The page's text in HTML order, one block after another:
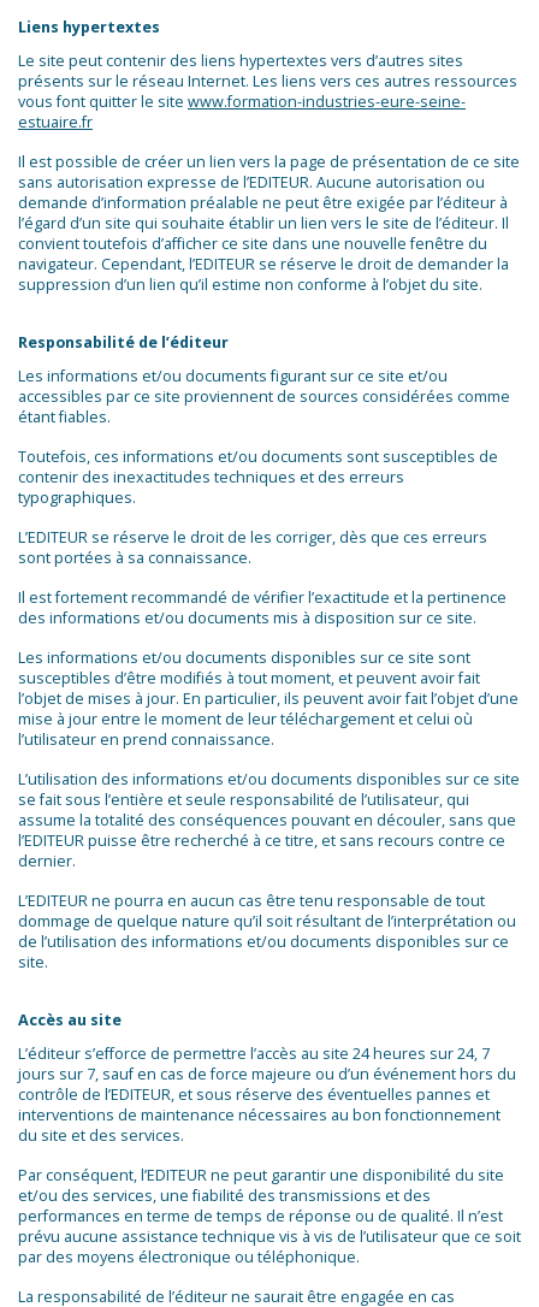
Liens hypertextes
Le site peut contenir des liens hypertextes vers d’autres sites
présents sur le réseau Internet. Les liens vers ces autres ressources
vous font quitter le site www.formation-industries-eure-seine-
estuaire.fr
Il est possible de créer un lien vers la page de présentation de ce site
sans autorisation expresse de l’EDITEUR. Aucune autorisation ou
demande d’information préalable ne peut être exigée par l’éditeur à
l’égard d’un site qui souhaite établir un lien vers le site de l’éditeur. Il
convient toutefois d’afficher ce site dans une nouvelle fenêtre du
navigateur. Cependant, l’EDITEUR se réserve le droit de demander la
suppression d’un lien qu’il estime non conforme à l’objet du site.
Responsabilité de l’éditeur
Les informations et/ou documents figurant sur ce site et/ou
accessibles par ce site proviennent de sources considérées comme
étant fiables.
Toutefois, ces informations et/ou documents sont susceptibles de
contenir des inexactitudes techniques et des erreurs
typographiques.
L’EDITEUR se réserve le droit de les corriger, dès que ces erreurs
sont portées à sa connaissance.
Il est fortement recommandé de vérifier l’exactitude et la pertinence
des informations et/ou documents mis à disposition sur ce site.
Les informations et/ou documents disponibles sur ce site sont
susceptibles d’être modifiés à tout moment, et peuvent avoir fait
l’objet de mises à jour. En particulier, ils peuvent avoir fait l’objet d’une
mise à jour entre le moment de leur téléchargement et celui où
l’utilisateur en prend connaissance.
L’utilisation des informations et/ou documents disponibles sur ce site
se fait sous l’entière et seule responsabilité de l’utilisateur, qui
assume la totalité des conséquences pouvant en découler, sans que
l’EDITEUR puisse être recherché à ce titre, et sans recours contre ce
dernier.
L’EDITEUR ne pourra en aucun cas être tenu responsable de tout
dommage de quelque nature qu’il soit résultant de l’interprétation ou
de l’utilisation des informations et/ou documents disponibles sur ce
site.
Accès au site
L’éditeur s’efforce de permettre l’accès au site 24 heures sur 24, 7
jours sur 7, sauf en cas de force majeure ou d’un événement hors du
contrôle de l’EDITEUR, et sous réserve des éventuelles pannes et
interventions de maintenance nécessaires au bon fonctionnement
du site et des services.
Par conséquent, l’EDITEUR ne peut garantir une disponibilité du site
et/ou des services, une fiabilité des transmissions et des
performances en terme de temps de réponse ou de qualité. Il n’est
prévu aucune assistance technique vis à vis de l’utilisateur que ce soit
par des moyens électronique ou téléphonique.
La responsabilité de l’éditeur ne saurait être engagée en cas